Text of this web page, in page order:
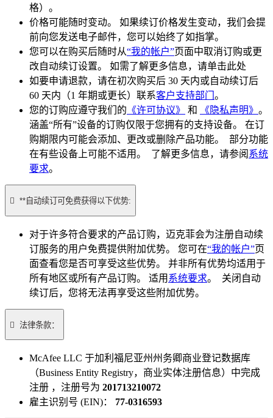
格）。
价格可能随时变动。 如果续订价格发生变动，我们会提
前向您发送电子邮件，您可以始终了如指掌。
您可以在购买后随时从“我的帐户”页面中取消订购或更
改自动续订设置。 如需了解更多信息，请单击此处
如要申请退款，请在初次购买后 30 天内或自动续订后
60 天内（1 年期或更长）联系客户支持部门 。
您的订购应遵守我们的 《许可协议》 和 《隐私声明》 。
涵盖“所有”设备的订购仅限于您拥有的支持设备。 在订
购期限内可能会添加、更改或删除产品功能。 部分功能
在有些设备上可能不适用。 了解更多信息，请参阅 系统
要求。
 **自动续订可免费获得以下优势:
对于许多符合要求的产品订购，迈克菲会为注册自动续
订服务的用户免费提供附加优势。 您可在“我的帐户”页
面查看您是否可享受这些优势。 并非所有优势均适用于
所有地区或所有产品订购。 适用 系统要求。 关闭自动
续订后，您将无法再享受这些附加优势。
 法律条款：​
McAfee LLC 于加利福尼亚州州务卿商业登记数据库
（Business Entity Registry，商业实体注册信息）中完成
注册 ，注册号为 201713210072
雇主识别号 (EIN)： 77-0316593